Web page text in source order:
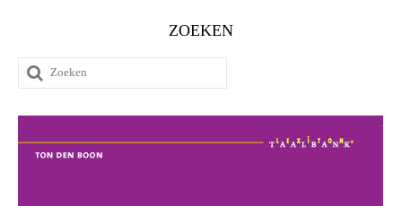
ZOEKEN
Zoeken
naar: